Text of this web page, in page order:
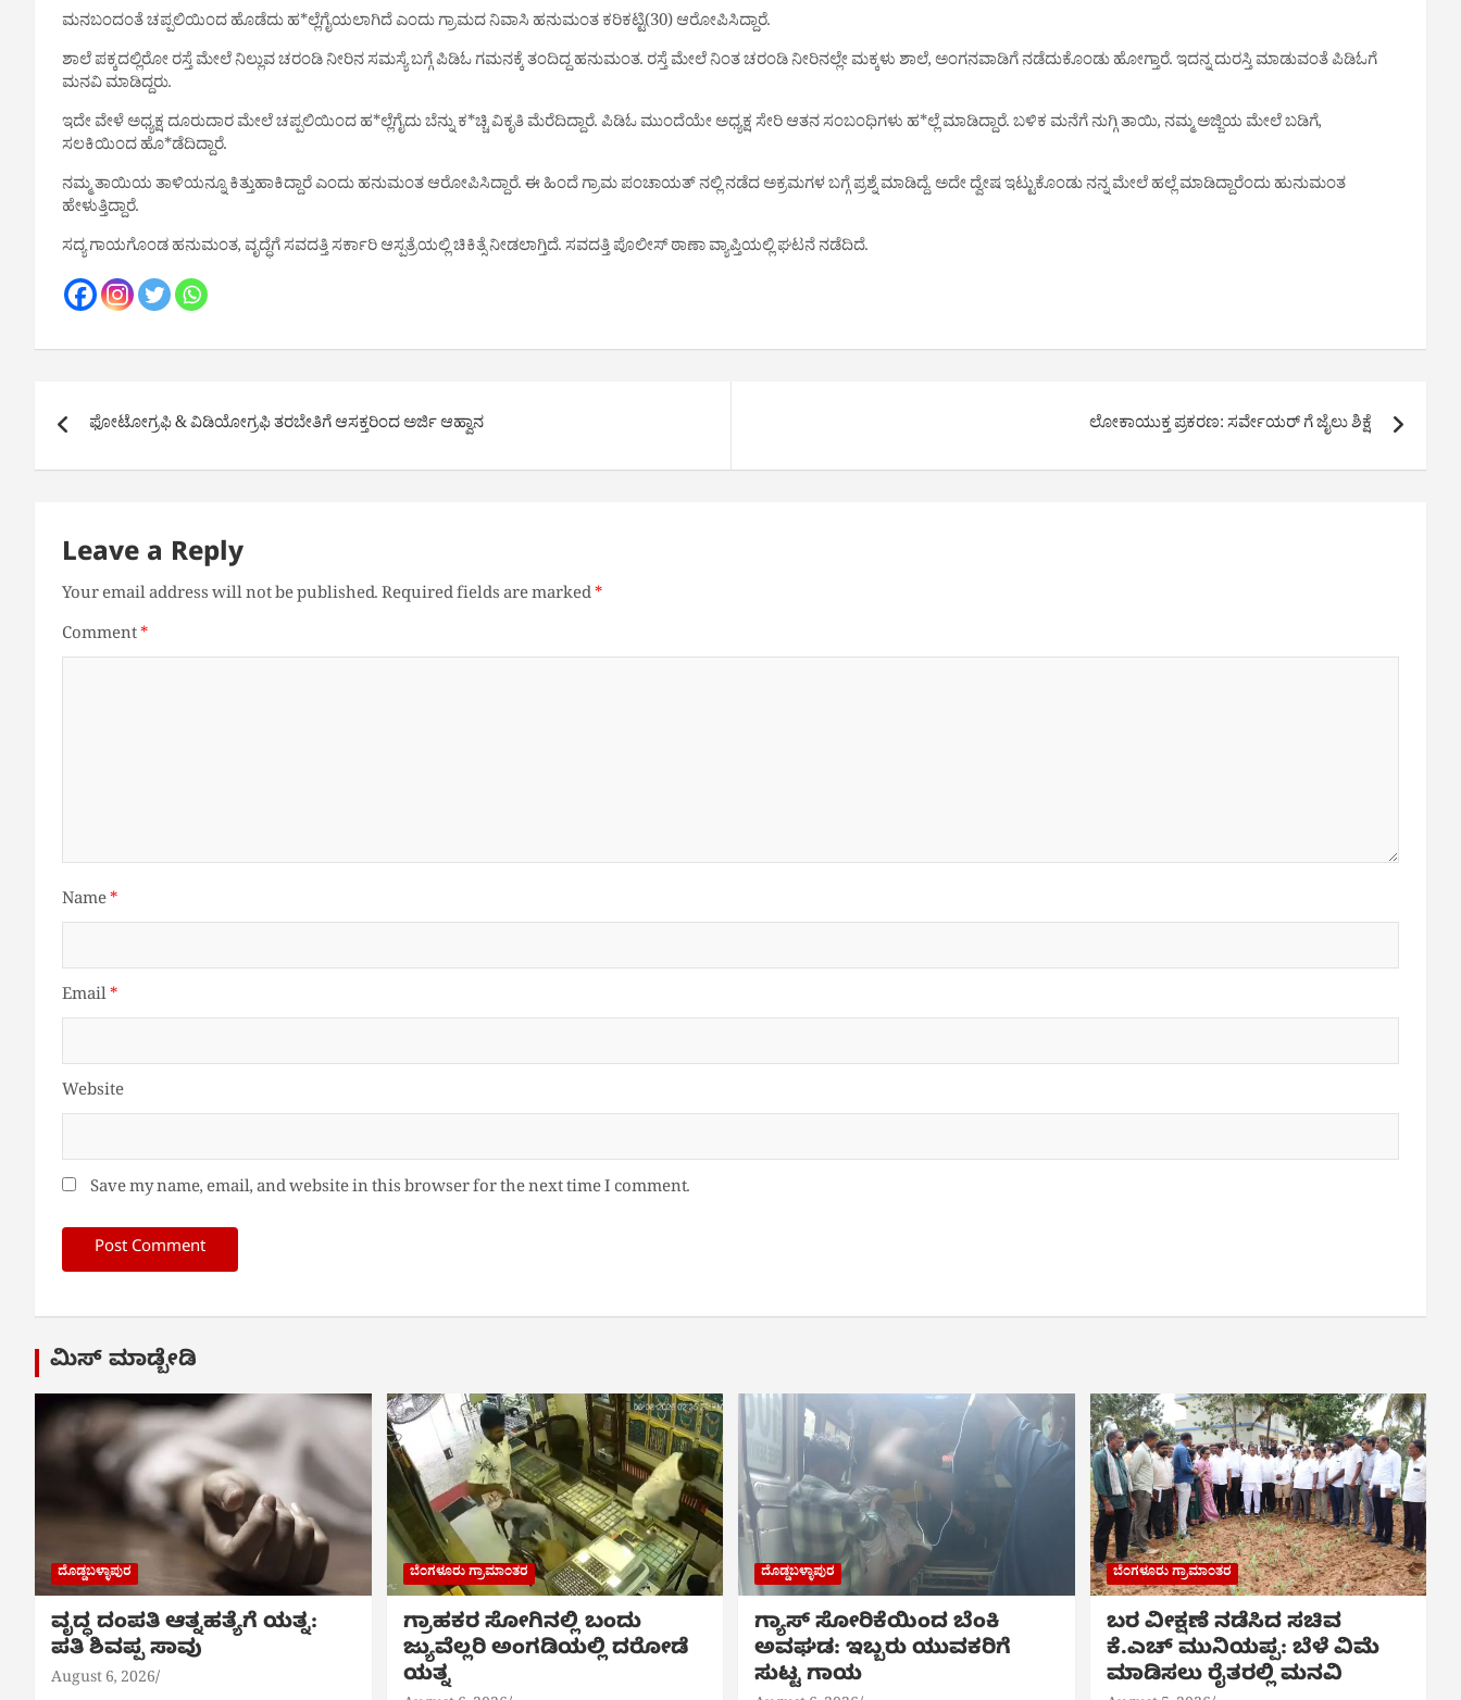
ಮನಬಂದಂತೆ ಚಪ್ಪಲಿಯಿಂದ ಹೊಡೆದು ಹ*ಲ್ಲೆಗೈಯಲಾಗಿದೆ ಎಂದು ಗ್ರಾಮದ ನಿವಾಸಿ ಹನುಮಂತ ಕರಿಕಟ್ಟಿ(30) ಆರೋಪಿಸಿದ್ದಾರೆ.
ಶಾಲೆ ಪಕ್ಕದಲ್ಲಿರೋ ರಸ್ತೆ ಮೇಲೆ ನಿಲ್ಲುವ ಚರಂಡಿ ನೀರಿನ ಸಮಸ್ಯೆ ಬಗ್ಗೆ ಪಿಡಿಓ ಗಮನಕ್ಕೆ ತಂದಿದ್ದ ಹನುಮಂತ. ರಸ್ತೆ ಮೇಲೆ ನಿಂತ ಚರಂಡಿ ನೀರಿನಲ್ಲೇ ಮಕ್ಕಳು ಶಾಲೆ, ಅಂಗನವಾಡಿಗೆ ನಡೆದುಕೊಂಡು ಹೋಗ್ತಾರೆ. ಇದನ್ನ ದುರಸ್ತಿ ಮಾಡುವಂತೆ ಪಿಡಿಓಗೆ
ಮನವಿ ಮಾಡಿದ್ದರು‌.
ಇದೇ ವೇಳೆ ಅಧ್ಯಕ್ಷ ದೂರುದಾರ ಮೇಲೆ ಚಪ್ಪಲಿಯಿಂದ ಹ*ಲ್ಲೆಗೈದು ಬೆನ್ನು ಕ*ಚ್ಚಿ ವಿಕೃತಿ ಮೆರೆದಿದ್ದಾರೆ. ಪಿಡಿಓ ಮುಂದೆಯೇ ಅಧ್ಯಕ್ಷ ಸೇರಿ ಆತನ ಸಂಬಂಧಿಗಳು ಹ*ಲ್ಲೆ ಮಾಡಿದ್ದಾರೆ. ಬಳಿಕ ಮನೆಗೆ ನುಗ್ಗಿ ತಾಯಿ, ನಮ್ಮ ಅಜ್ಜಿಯ ಮೇಲೆ ಬಡಿಗೆ,
ಸಲಕಿಯಿಂದ ಹೊ*ಡೆದಿದ್ದಾರೆ.
ನಮ್ಮ ತಾಯಿಯ ತಾಳಿಯನ್ನೂ ಕಿತ್ತುಹಾಕಿದ್ದಾರೆ ಎಂದು ಹನುಮಂತ ಆರೋಪಿಸಿದ್ದಾರೆ. ಈ ಹಿಂದೆ ಗ್ರಾಮ ಪಂಚಾಯತ್ ನಲ್ಲಿ ನಡೆದ ಅಕ್ರಮ‌ಗಳ ಬಗ್ಗೆ ಪ್ರಶ್ನೆ ಮಾಡಿದ್ದೆ. ಅದೇ ದ್ವೇಷ ಇಟ್ಟುಕೊಂಡು ನನ್ನ ಮೇಲೆ ಹಲ್ಲೆ ಮಾಡಿದ್ದಾರೆಂದು ಹುನುಮಂತ
ಹೇಳುತ್ತಿದ್ದಾರೆ.
ಸದ್ಯ ಗಾಯಗೊಂಡ ಹನುಮಂತ, ವೃದ್ಧೆಗೆ ಸವದತ್ತಿ ಸರ್ಕಾರಿ ಆಸ್ಪತ್ರೆಯಲ್ಲಿ ಚಿಕಿತ್ಸೆ ನೀಡಲಾಗ್ತಿದೆ. ಸವದತ್ತಿ ಪೊಲೀಸ್ ಠಾಣಾ ವ್ಯಾಪ್ತಿಯಲ್ಲಿ ಘಟನೆ ನಡೆದಿದೆ.
Post
navigation
ಫೋಟೋಗ್ರಫಿ & ವಿಡಿಯೋಗ್ರಫಿ ತರಬೇತಿಗೆ ಆಸಕ್ತರಿಂದ ಅರ್ಜಿ ಆಹ್ವಾನ ಲೋಕಾಯುಕ್ತ ಪ್ರಕರಣ: ಸರ್ವೇಯರ್ ಗೆ ಜೈಲು ಶಿಕ್ಷೆ
Leave a Reply
Your email address will not be published.Required fields are marked*
Comment*
Name*
Email*
Website
Save my name, email, and website in this browser for the next time I comment.
ಮಿಸ್ ಮಾಡ್ಬೇಡಿ
ದೊಡ್ಡಬಳ್ಳಾಪುರ
ವೃದ್ಧ ದಂಪತಿ ಆತ್ನಹತ್ಯೆಗೆ ಯತ್ನ:
ಪತಿ ಶಿವಪ್ಪ ಸಾವು
August 6, 2026
ಬೆಂಗಳೂರು ಗ್ರಾಮಾಂತರ
ಗ್ರಾಹಕರ ಸೋಗಿನಲ್ಲಿ ಬಂದು
ಜ್ಯುವೆಲ್ಲರಿ ಅಂಗಡಿಯಲ್ಲಿ ದರೋಡೆ
ಯತ್ನ
ದೊಡ್ಡಬಳ್ಳಾಪುರ
ಗ್ಯಾಸ್ ಸೋರಿಕೆಯಿಂದ ಬೆಂಕಿ
ಅವಘಡ: ಇಬ್ಬರು ಯುವಕರಿಗೆ
ಸುಟ್ಟ ಗಾಯ
ಬೆಂಗಳೂರು ಗ್ರಾಮಾಂತರ
ಬರ ವೀಕ್ಷಣೆ ನಡೆಸಿದ ಸಚಿವ
ಕೆ.ಎಚ್ ಮುನಿಯಪ್ಪ: ಬೆಳೆ ವಿಮೆ
ಮಾಡಿಸಲು ರೈತರಲ್ಲಿ ಮನವಿ